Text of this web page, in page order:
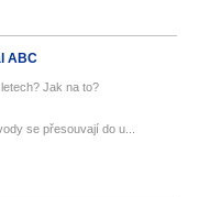
ABC
Jak na to?
se přesouvají do u...